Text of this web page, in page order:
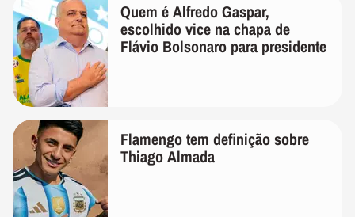
Quem é Alfredo Gaspar,
escolhido vice na chapa de
Flávio Bolsonaro para presidente
Flamengo tem definição sobre
Thiago Almada